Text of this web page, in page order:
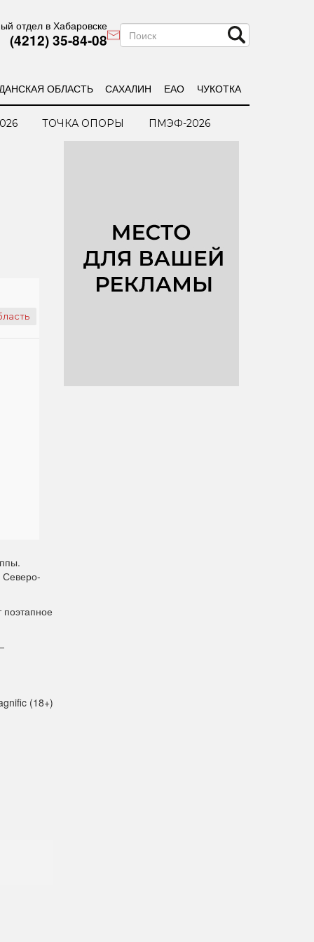
отдел в Хабаровске
(4212) 35-84-08
ОБЛАСТЬ САХАЛИН ЕАО ЧУКОТКА
ТОЧКА ОПОРЫ ПМЭФ-2026
Северо-
(18+)